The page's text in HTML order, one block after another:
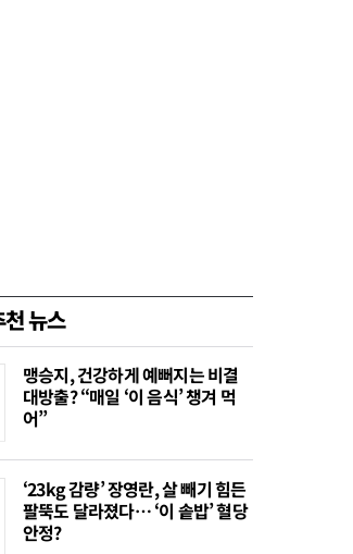
뉴스
맹승지, 건강하게 예뻐지는 비결
대방출? “매일 ‘이 음식’ 챙겨 먹
어”
‘23kg 감량’ 장영란, 살 빼기 힘든
팔뚝도 달라졌다… ‘이 솥밥’ 혈당
안정?